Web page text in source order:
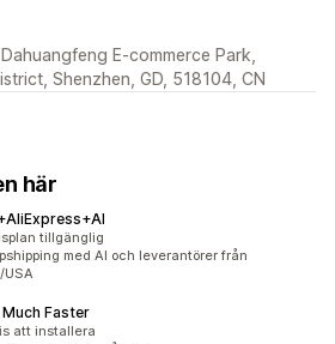
E-commerce Park,
Shenzhen, GD, 518104, CN
här
tillgänglig
med AI och leverantörer från
USA
Faster
att installera